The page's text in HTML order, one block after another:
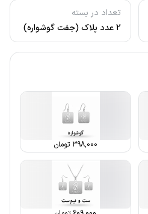
تعداد در بسته
2 عدد پلاک (جفت گوشواره)
398,000 تومان